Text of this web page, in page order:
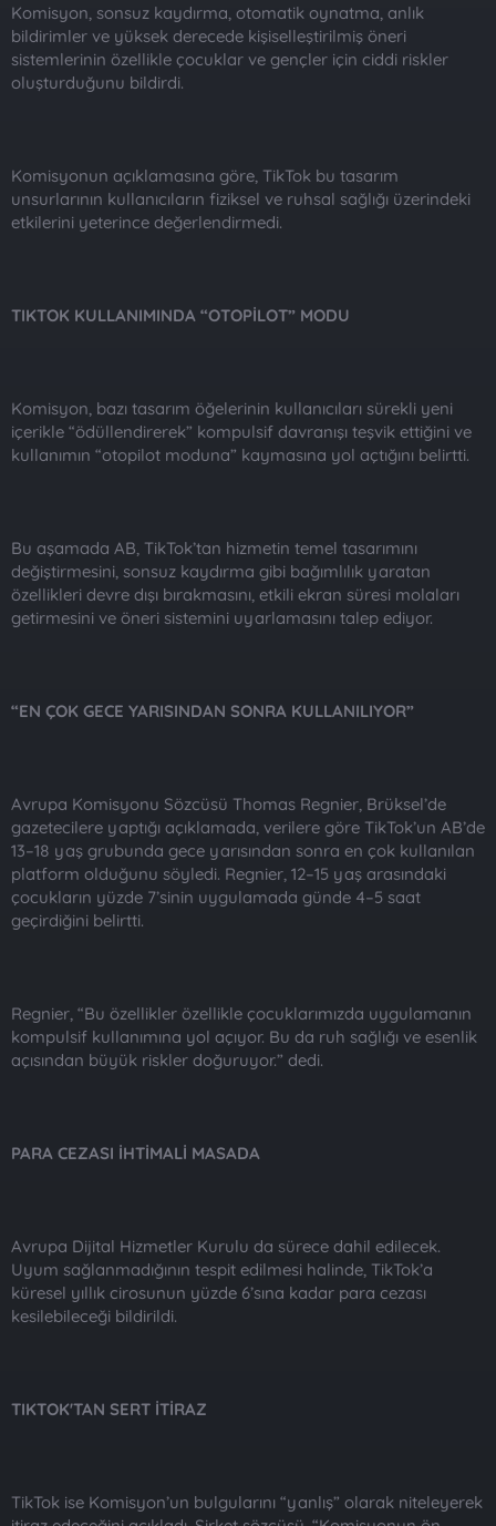
Komisyon, sonsuz kaydırma, otomatik oynatma, anlık
bildirimler ve yüksek derecede kişiselleştirilmiş öneri
sistemlerinin özellikle çocuklar ve gençler için ciddi riskler
oluşturduğunu bildirdi.
Komisyonun açıklamasına göre, TikTok bu tasarım
unsurlarının kullanıcıların fiziksel ve ruhsal sağlığı üzerindeki
etkilerini yeterince değerlendirmedi.
TIKTOK KULLANIMINDA “OTOPİLOT” MODU
Komisyon, bazı tasarım öğelerinin kullanıcıları sürekli yeni
içerikle “ödüllendirerek” kompulsif davranışı teşvik ettiğini ve
kullanımın “otopilot moduna” kaymasına yol açtığını belirtti.
Bu aşamada AB, TikTok’tan hizmetin temel tasarımını
değiştirmesini, sonsuz kaydırma gibi bağımlılık yaratan
özellikleri devre dışı bırakmasını, etkili ekran süresi molaları
getirmesini ve öneri sistemini uyarlamasını talep ediyor.
“EN ÇOK GECE YARISINDAN SONRA KULLANILIYOR”
Avrupa Komisyonu Sözcüsü Thomas Regnier, Brüksel’de
gazetecilere yaptığı açıklamada, verilere göre TikTok’un AB’de
13–18 yaş grubunda gece yarısından sonra en çok kullanılan
platform olduğunu söyledi. Regnier, 12–15 yaş arasındaki
çocukların yüzde 7’sinin uygulamada günde 4–5 saat
geçirdiğini belirtti.
Regnier, “Bu özellikler özellikle çocuklarımızda uygulamanın
kompulsif kullanımına yol açıyor. Bu da ruh sağlığı ve esenlik
açısından büyük riskler doğuruyor.” dedi.
PARA CEZASI İHTİMALİ MASADA
Avrupa Dijital Hizmetler Kurulu da sürece dahil edilecek.
Uyum sağlanmadığının tespit edilmesi halinde, TikTok’a
küresel yıllık cirosunun yüzde 6’sına kadar para cezası
kesilebileceği bildirildi.
TIKTOK'TAN SERT İTİRAZ
TikTok ise Komisyon’un bulgularını “yanlış” olarak niteleyerek